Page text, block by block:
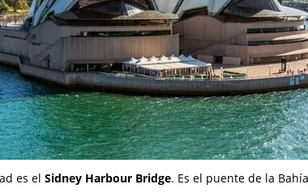
es el Sidney Harbour Bridge. Es el puente de la